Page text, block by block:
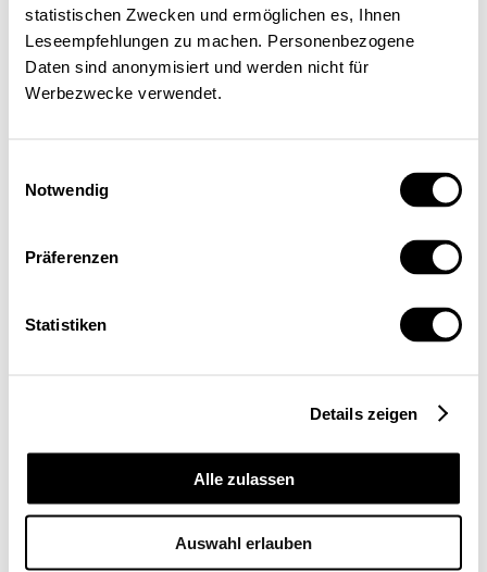
statistischen Zwecken und ermöglichen es, Ihnen
Leseempfehlungen zu machen. Personenbezogene
Daten sind anonymisiert und werden nicht für
Werbezwecke verwendet.
Notwendig
Präferenzen
Statistiken
Details zeigen
Alle zulassen
Auswahl erlauben